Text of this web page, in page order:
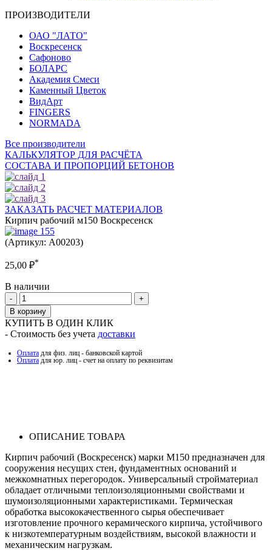
ПРОИЗВОДИТЕЛИ
ОАО "ЛАТО"
Воскресенск
Сафоново
БОЛАРС
Академия Смеси
Каменный Цветок
ВидАрт
FINGERS
NORMADA
Все производители
КАЛЬКУЛЯТОР ДЛЯ РАСЧЁТА
СОСТАВА И ПРОПОРЦИЙ БЕТОНОВ
ЗАКАЗАТЬ РАСЧЕТ МАТЕРИАЛОВ
Кирпич рабочий м150 Воскресенск
(Артикул: A00203)
25,00 ₽*
В наличии
Количество
В корзину
КУПИТЬ В ОДИН КЛИК
- Стоимость без учета доставки
Оплата для физ. лиц - банковской картой
Оплата для юр. лиц - счет на оплату по реквизитам
ОПИСАНИЕ ТОВАРА
Кирпич рабочий (Воскресенск) марки М150 предназначен для
сооружения несущих стен, фундаментных оснований и
межкомнатных перегородок. Универсальный стройматериал
обладает отличными теплоизоляционными свойствами и
шумоизоляционными характеристиками. Термическая
обработка высококачественного сырья обеспечивает
изготовление прочного керамического кирпича, устойчивого
к низкотемпературным воздействиям, высокой влажности и
механическим нагрузкам.